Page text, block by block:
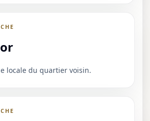
locale du quartier voisin.